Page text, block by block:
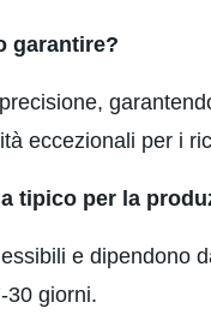
garantire?
eccezionali per i
tipico per la
e dipendono
30 giorni.